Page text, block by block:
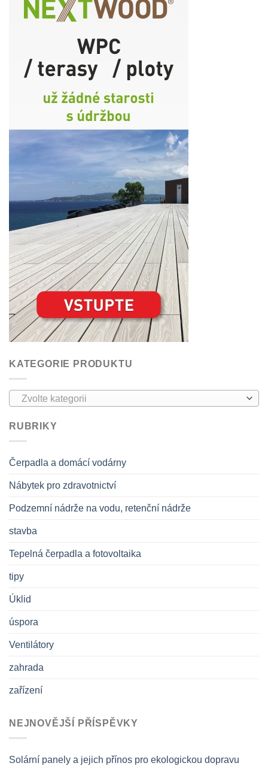
KATEGORIE PRODUKTU
Zvolte kategorii
RUBRIKY
Čerpadla a domácí vodárny
Nábytek pro zdravotnictví
Podzemní nádrže na vodu, retenční nádrže
stavba
Tepelná čerpadla a fotovoltaika
tipy
Úklid
úspora
Ventilátory
zahrada
zařízení
NEJNOVĚJŠÍ PŘÍSPĚVKY
Solární panely a jejich přínos pro ekologickou dopravu